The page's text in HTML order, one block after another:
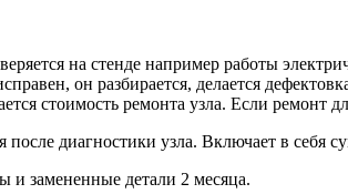
на стенде например работы
он разбирается, делается
стоимость ремонта узла. Если
после диагностики узла. Включает в себя
и замененные детали 2 месяца.